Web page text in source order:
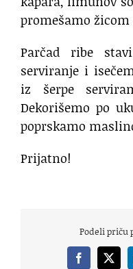
promešamo žicom
Parčad ribe
serviranje i
iz šerpe
Dekorišemo po
poprskamo
Prijatno!
Podeli priču
Facebook
X